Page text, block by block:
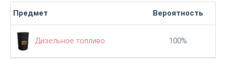
Предмет Вероятность
Дизельное топливо 100%